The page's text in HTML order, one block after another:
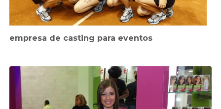
empresa de casting para eventos